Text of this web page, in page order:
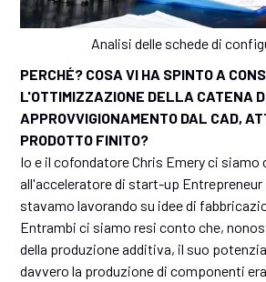
Analisi delle schede di
PERCHÉ? COSA VI HA SPINTO A
L'OTTIMIZZAZIONE DELLA CATENA
APPROVVIGIONAMENTO DAL CAD,
PRODOTTO FINITO?
Io e il cofondatore Chris Emery ci
all'acceleratore di start-up
stavamo lavorando su idee di
Entrambi ci siamo resi conto che,
della produzione additiva, il suo
davvero la produzione di componenti